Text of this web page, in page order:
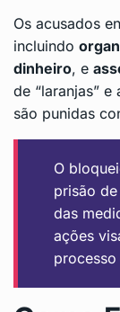
Os acusados
incluindo
dinheiro, e
de “laranjas” e
são punidas
O
prisão
das
ações